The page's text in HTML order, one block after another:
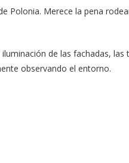
Polonia. Merece la pena
de las fachadas,
observando el entorno.